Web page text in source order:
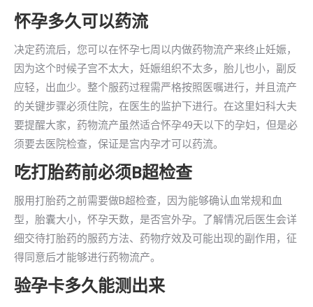
怀孕多久可以药流
决定药流后，您可以在怀孕七周以内做药物流产来终止妊娠，
因为这个时候子宫不太大，妊娠组织不太多，胎儿也小，副反
应轻，出血少。整个服药过程需严格按照医嘱进行，并且流产
的关键步骤必须住院，在医生的监护下进行。在这里妇科大夫
要提醒大家，药物流产虽然适合怀孕49天以下的孕妇，但是必
须要去医院检查，保证是宫内孕才可以药流。
吃打胎药前必须B超检查
服用打胎药之前需要做B超检查，因为能够确认血常规和血
型，胎囊大小，怀孕天数，是否宫外孕。了解情况后医生会详
细交待打胎药的服药方法、药物疗效及可能出现的副作用，征
得同意后才能够进行药物流产。
验孕卡多久能测出来